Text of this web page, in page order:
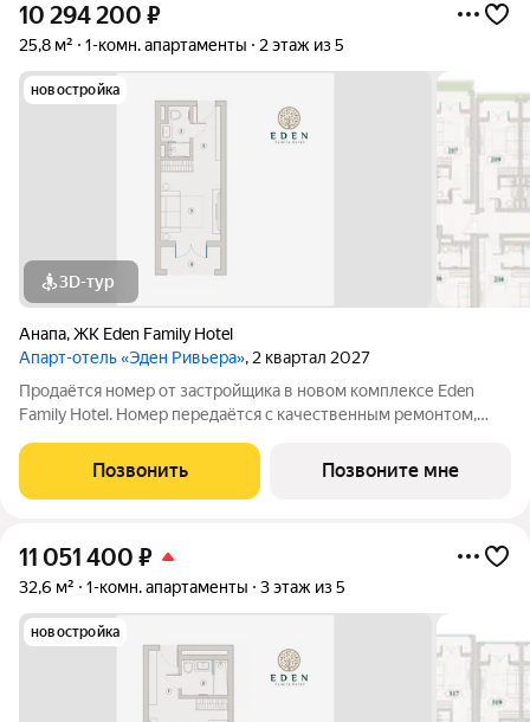
10 294 200 ₽
25,8 м² 1-комн. апартаменты 2 этаж из 5
новостройка
3D-тур
Анапа,ЖК Eden Family Hotel
Апарт-отель «Эден Ривьера», 2 квартал 2027
Продаётся номер от застройщика в новом комплексе Eden
Family Hotel. Номер передаётся с качественным ремонтом,
заселению или сдаче в аренду. Прямая продажа от
застройщика, прозрачные условия,
Позвонить Позвоните мне
11 051 400 ₽
32,6 м² 1-комн. апартаменты 3 этаж из 5
новостройка